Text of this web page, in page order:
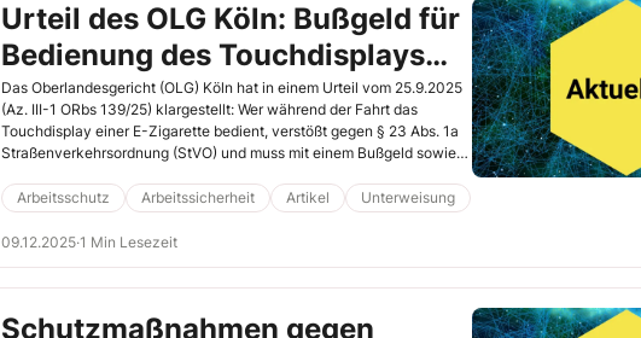
Urteil des OLG Köln: Bußgeld für
Bedienung des Touchdisplays
einer E-Zigarette am Steuer
Das Oberlandesgericht (OLG) Köln hat in einem Urteil vom 25.9.2025
(Az. III-1 ORbs 139/25) klargestellt: Wer während der Fahrt das
Touchdisplay einer E-Zigarette bedient, verstößt gegen § 23 Abs. 1a
Straßenverkehrsordnung (StVO) und muss mit einem Bußgeld sowie
mehr zu dem Fall und welcher Handlungsbedarf für Ihr Unternehmen
daraus resultiert.
Arbeitsschutz Arbeitssicherheit Artikel Unterweisung
09.12.2025·1 Min Lesezeit
Schutzmaßnahmen gegen